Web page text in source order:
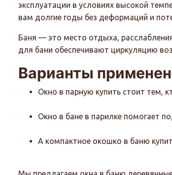
эксплуатации в условиях высокой
вам долгие годы без деформаций и
Баня — это место отдыха,
для бани обеспечивают циркуляцию
Варианты
Окно в парную купить стоит тем,
Окно в бане в парилке помогает
А компактное окошко в баню